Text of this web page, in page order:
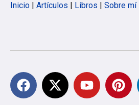
Inicio Artículos Libros Sobre mí|